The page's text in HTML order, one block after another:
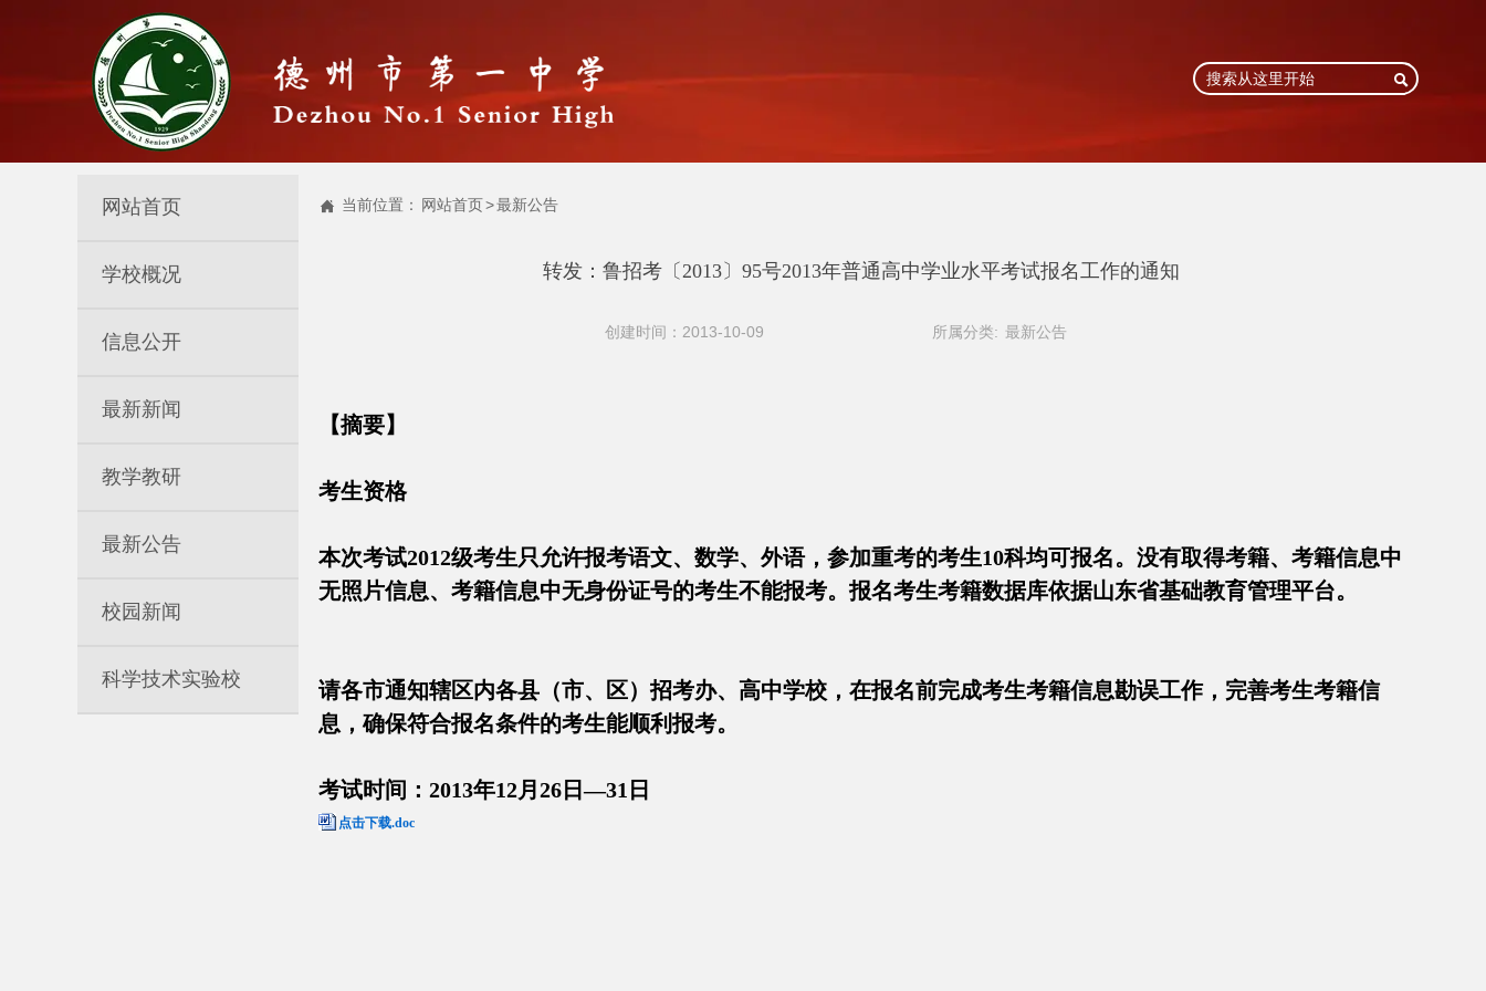

转发：鲁招考〔2013〕95号2013年普通高中学业水平考试报名工作的通知
创建时间：2013-10-09 所属分类: 最新公告
【摘要】
考生资格
本次考试2012级考生只允许报考语文、数学、外语，参加重考的考生10科均可报名。没有取得考籍、考籍信息中
无照片信息、考籍信息中无身份证号的考生不能报考。报名考生考籍数据库依据山东省基础教育管理平台。
请各市通知辖区内各县（市、区）招考办、高中学校，在报名前完成考生考籍信息勘误工作，完善考生考籍信
息，确保符合报名条件的考生能顺利报考。
考试时间：2013年12月26日—31日
点击下载.doc
 当前位置： 网站首页>最新公告
网站首页
学校概况
信息公开
最新新闻
教学教研
最新公告
校园新闻
科学技术实验校